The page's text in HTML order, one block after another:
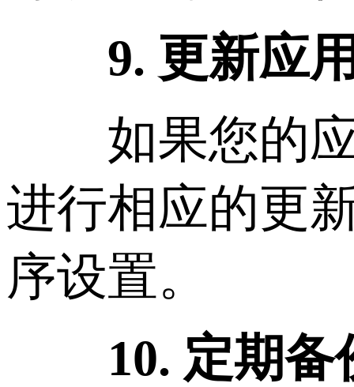
9. 更新应
如果您的应
进行相应的更
序设置。
10. 定期